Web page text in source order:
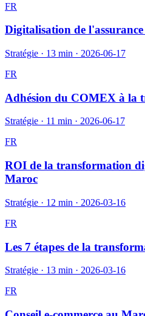
FR
Digitalisation de
Stratégie · 13 min · 2026-06-17
FR
Adhésion du COMEX à la
Stratégie · 11 min · 2026-06-17
FR
ROI de la transformation
Maroc
Stratégie · 12 min · 2026-03-16
FR
Les 7 étapes de la
Stratégie · 13 min · 2026-03-16
FR